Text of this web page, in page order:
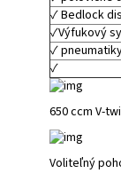
✓ Bedlock
✓Výfukový
✓
✓
650 ccm V-
Voliteľný